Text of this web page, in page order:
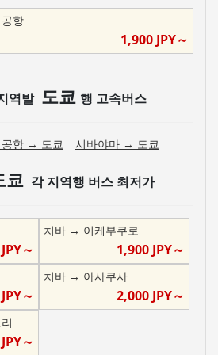
항
1,900 JPY～
역발 도쿄 행 고속버스
항 → 도쿄 시바야마 → 도쿄
쿄 각 지역행 버스 최저가
～
치바→ 이케부쿠로
1,900 JPY～
～
치바→ 아사쿠사
2,000 JPY～
～